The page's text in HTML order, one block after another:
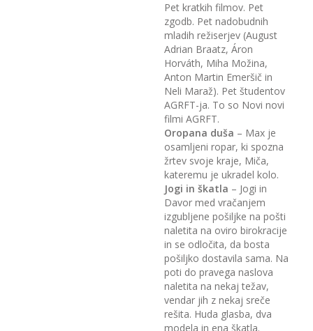
Pet kratkih filmov. Pet
zgodb. Pet nadobudnih
mladih režiserjev (August
Adrian Braatz, Áron
Horváth, Miha Možina,
Anton Martin Emeršič in
Neli Maraž). Pet študentov
AGRFT-ja. To so Novi novi
filmi AGRFT.
Oropana duša – Max je
osamljeni ropar, ki spozna
žrtev svoje kraje, Miča,
kateremu je ukradel kolo.
Jogi in škatla – Jogi in
Davor med vračanjem
izgubljene pošiljke na pošti
naletita na oviro birokracije
in se odločita, da bosta
pošiljko dostavila sama. Na
poti do pravega naslova
naletita na nekaj težav,
vendar jih z nekaj sreče
rešita. Huda glasba, dva
modela in ena škatla.